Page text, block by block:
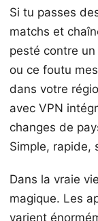
Si tu passes
matchs et
pesté contre
ou ce foutu
dans votre
avec VPN
changes de
Simple, rapide,
Dans la vraie
magique. Les
varient